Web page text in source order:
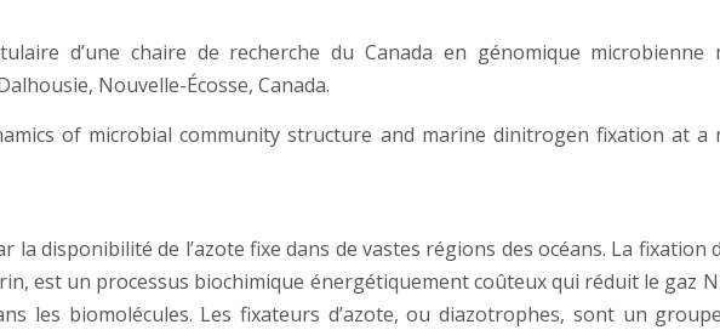
d’une chaire de recherche du Canada en génomique microbienne
Nouvelle-Écosse, Canada.
of microbial community structure and marine dinitrogen fixation at a
disponibilité de l’azote fixe dans de vastes régions des océans. La fixation
est un processus biochimique énergétiquement coûteux qui réduit le gaz
les biomolécules. Les fixateurs d’azote, ou diazotrophes, sont un